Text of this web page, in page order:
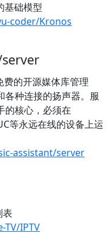
基础模型
coder/Kronos
的开源媒体库管理
各种连接的扬声器。服
的核心，必须在
等永远在线的设备上运
assistant/server
表
IPTV